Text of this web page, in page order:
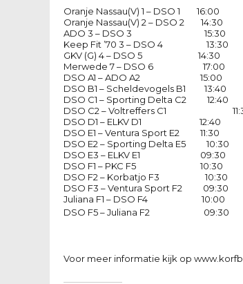
Oranje Nassau(V) 1 – DSO 1 16:00
Oranje Nassau(V) 2 – DSO 2 14:30
ADO 3 – DSO 3 15:30
Keep Fit ’70 3 – DSO 4 13:30
GKV (G) 4 – DSO 5 14:30
Merwede 7 – DSO 6 17:00
DSO A1 – ADO A2 15:00
DSO B1 – Scheldevogels B1 13:40
DSO C1 – Sporting Delta C2 12:40
DSO C2 – Voltreffers C1
DSO D1 – ELKV D1 12:40
DSO E1 – Ventura Sport E2 11:30
DSO E2 – Sporting Delta E5 10:30
DSO E3 – ELKV E1 09:30
DSO F1 – PKC F5 10:30
DSO F2 – Korbatjo F3 10:30
DSO F3 – Ventura Sport F2 09:30
Juliana F1 – DSO F4 10:00
DSO F5 – Juliana F2 09:30
Voor meer informatie kijk op